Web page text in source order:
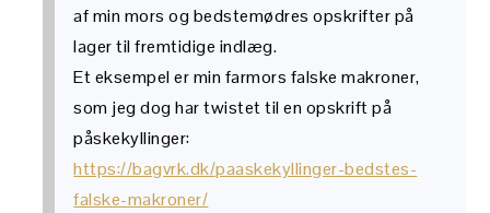
af min mors og bedstemødres opskrifter på
lager til fremtidige indlæg.
Et eksempel er min farmors falske makroner,
som jeg dog har twistet til en opskrift på
påskekyllinger:
https://bagvrk.dk/paaskekyllinger-bedstes-
falske-makroner/